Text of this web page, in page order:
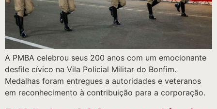
A PMBA celebrou seus 200 anos com um emocionante
desfile cívico na Vila Policial Militar do Bonfim.
Medalhas foram entregues a autoridades e veteranos
em reconhecimento à contribuição para a corporação.